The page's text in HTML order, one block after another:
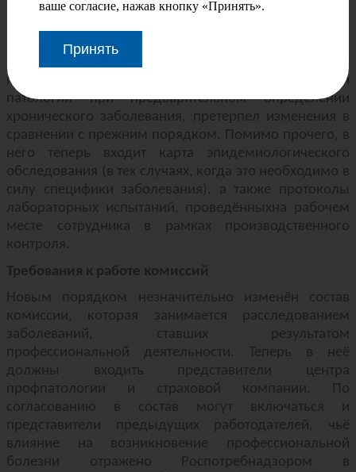
инфекции или паразитарном
заболевании.
Перечень документов, которые необходимо
представить на экспертизу профессиональной
патологии при предварительном определении
хронического заболевания, претерпел изменения в
сравнении с прежним порядком. Помимо прочего, в
него теперь входит карта эпидемиологического
обследования (в тех случаях, когда это необходимо в
силу специфики заболевания), а также протоколы
лабораторных испытаний, проведённыхна рабочем
месте сотрудника в рамках производственного
контроля.
Требования к работе комиссий
Новым порядком незначительно изменён состав
комиссии, которая занимается расследованием
заболеваний, ставших результатом
профессиональной деятельности. Теперь в неё
должны входить представители центра
профпатологии и страховой компании. По
согласованию в состав могут включаться и
представители предыдущих работодателей, чьё
влияние на возникновение профессиональной
болезни отражено Роспотребнадзором в
ваше согласие, нажав кнопку «Принять».
Принять